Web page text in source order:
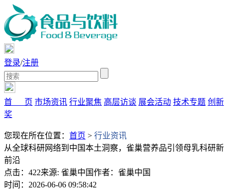
登录/注册
首 页 市场资讯 行业聚焦 高层访谈 展会活动 技术专题 创新
奖
您现在所在位置： 首页 > 行业资讯
从全球科研网络到中国本土洞察，雀巢营养品引领母乳科研新
前沿
点击：422来源: 雀巢中国作者：雀巢中国
时间：2026-06-06 09:58:42